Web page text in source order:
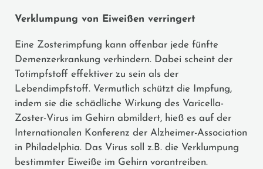
Verklumpung von Eiweißen verringert
Eine Zosterimpfung kann offenbar jede fünfte
Demenzerkrankung verhindern. Dabei scheint der
Totimpfstoff effektiver zu sein als der
Lebendimpfstoff. Vermutlich schützt die Impfung,
indem sie die schädliche Wirkung des Varicella-
Zoster-Virus im Gehirn abmildert, hieß es auf der
Internationalen Konferenz der Alzheimer-Association
in Philadelphia. Das Virus soll z.B. die Verklumpung
bestimmter Eiweiße im Gehirn vorantreiben.